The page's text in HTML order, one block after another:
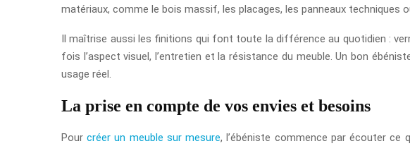
matériaux, comme le bois massif, les placages, les panneaux techniques
Il maîtrise aussi les finitions qui font toute la différence au quotidien :
fois l’aspect visuel, l’entretien et la résistance du meuble. Un bon
usage réel.
La prise en compte de vos envies et besoins
Pourcréer un meuble sur mesure, l’ébéniste commence par écouter ce